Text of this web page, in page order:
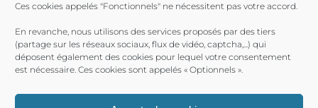
Ces cookies appelés "Fonctionnels" ne nécessitent pas votre accord.
En revanche, nous utilisons des services proposés par des tiers
(partage sur les réseaux sociaux, flux de vidéo, captcha,...) qui
déposent également des cookies pour lequel votre consentement
est nécessaire. Ces cookies sont appelés « Optionnels ».